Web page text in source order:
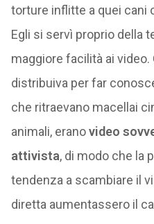
torture inflitte a quei cani
Egli si servì proprio della
maggiore facilità ai
distribuiva per far
che ritraevano macellai
animali, eranovideo
attivista, di modo che la
tendenza a scambiare il
diretta aumentassero il